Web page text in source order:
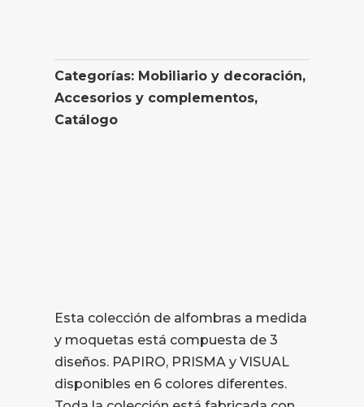
Categorías: Mobiliario y decoración,
Accesorios y complementos,
Catálogo
Esta colección de alfombras a medida
y moquetas está compuesta de 3
diseños. PAPIRO, PRISMA y VISUAL
disponibles en 6 colores diferentes.